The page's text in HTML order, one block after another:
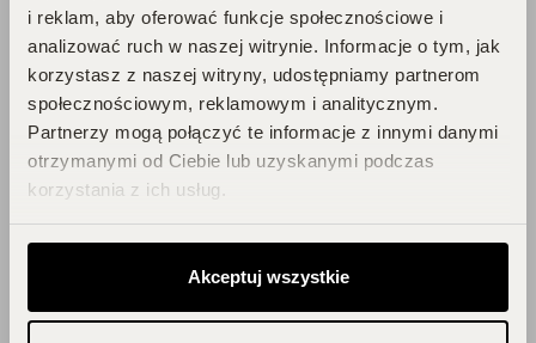
i reklam, aby oferować funkcje społecznościowe i
analizować ruch w naszej witrynie. Informacje o tym, jak
korzystasz z naszej witryny, udostępniamy partnerom
społecznościowym, reklamowym i analitycznym.
Partnerzy mogą połączyć te informacje z innymi danymi
otrzymanymi od Ciebie lub uzyskanymi podczas
korzystania z ich usług.
Akceptuj wszystkie
Bio-Oil – Skuteczna Pielęgnacja Blizn i
Rozstępów
Bio-Oilto jeden z najbardziej rozpoznawalnych i
cenionych produktów na rynku, który zdobył uznanie
dzięki swojejskuteczności w walce z bliznami,
rozstępami oraz nierównomiernym kolorytem skóry
oleje, witaminy oraz innowacyjne technologie
zapewniając długotrwałe efekty poprawy kondycji